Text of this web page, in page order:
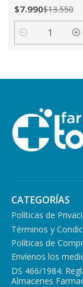
$7.990$13.550
Cantidad
CATEGORÍAS
Políticas de
Términos y
Políticas de
Envíenos los
DS 466/1984:
Almacenes